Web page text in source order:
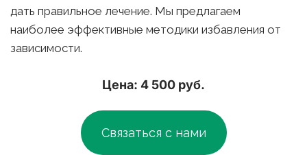
дать правильное лечение. Мы предлагаем
наиболее эффективные методики избавления от
зависимости.
Цена: 4 500 руб.
Связаться с нами